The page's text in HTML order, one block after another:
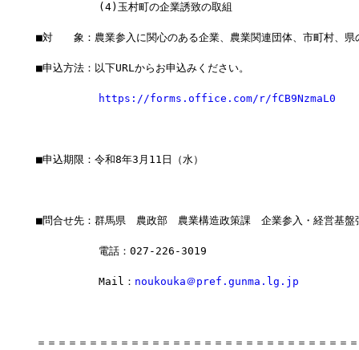
(4)玉村町の企業誘致の取組
■対　　象：農業参入に関心のある企業、農業関連団体、市町村、県
■申込方法：以下URLからお申込みください。
https://forms.office.com/r/fCB9NzmaL0
■申込期限：令和8年3月11日（水）
■問合せ先：群馬県　農政部　農業構造政策課　企業参入・経営基盤
電話：027-226-3019
Mail： noukouka＠pref.gunma.lg.jp
＝＝＝＝＝＝＝＝＝＝＝＝＝＝＝＝＝＝＝＝＝＝＝＝＝＝＝＝＝＝